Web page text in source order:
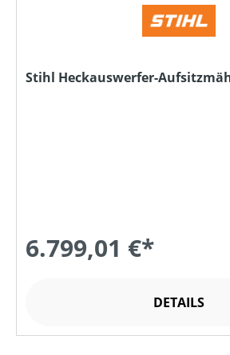
Stihl Heckauswerfer-
6.799,01 €*
DETAILS